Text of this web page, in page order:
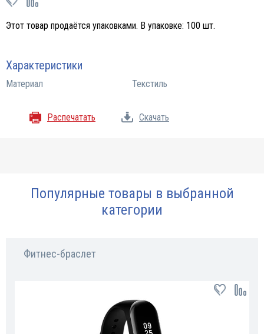
Этот товар продаётся упаковками. В упаковке: 100 шт.
Характеристики
Материал Текстиль
Распечатать Скачать
Популярные товары в выбранной
категории
Фитнес-браслет